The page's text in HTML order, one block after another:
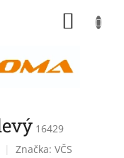
16429
Značka: VČS